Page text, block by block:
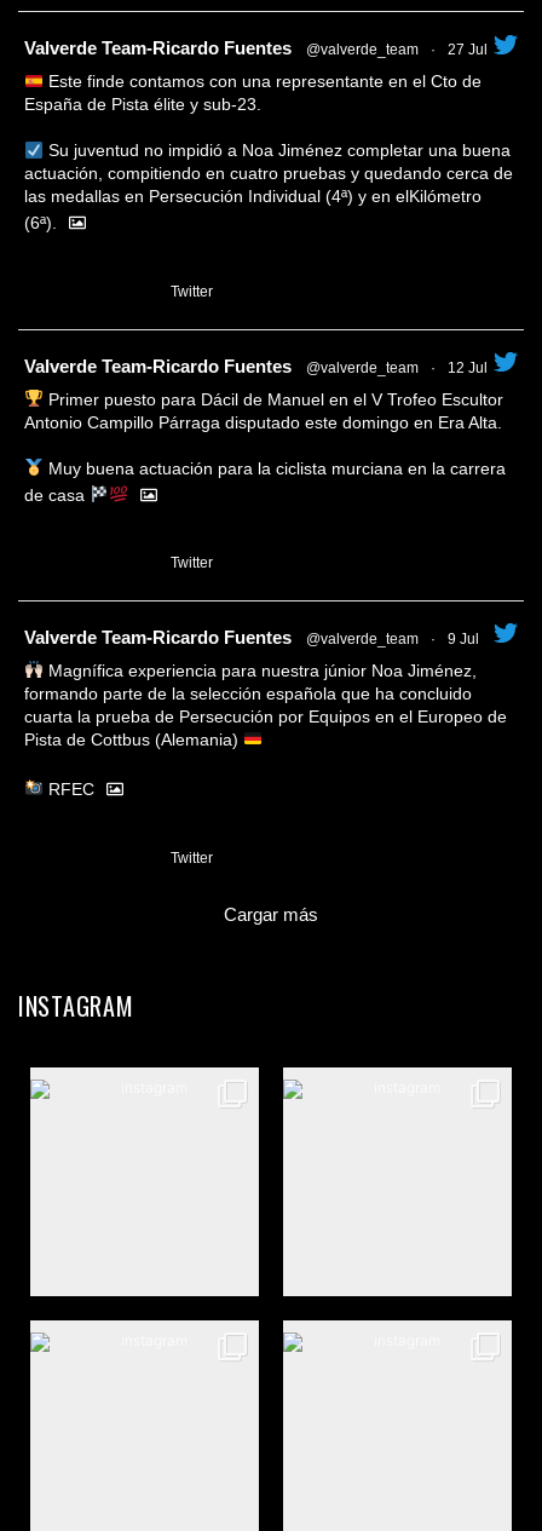
Valverde Team-Ricardo Fuentes @valverde_team · 27 Jul
Este finde contamos con una representante en el Cto de
España de Pista élite y sub-23.
Su juventud no impidió a Noa Jiménez completar una buena
actuación, compitiendo en cuatro pruebas y quedando cerca de
las medallas en Persecución Individual (4ª) y en elKilómetro
(6ª).
Twitter
Valverde Team-Ricardo Fuentes @valverde_team · 12 Jul
Primer puesto para Dácil de Manuel en el V Trofeo Escultor
Antonio Campillo Párraga disputado este domingo en Era Alta.
Muy buena actuación para la ciclista murciana en la carrera
de casa
Twitter
Valverde Team-Ricardo Fuentes @valverde_team · 9 Jul
Magnífica experiencia para nuestra júnior Noa Jiménez,
formando parte de la selección española que ha concluido
cuarta la prueba de Persecución por Equipos en el Europeo de
Pista de Cottbus (Alemania)
RFEC
Twitter
Cargar más
INSTAGRAM